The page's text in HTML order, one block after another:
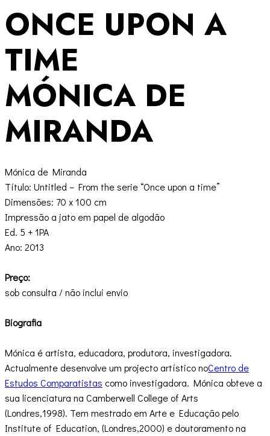
ONCE UPON A
TIME
MÓNICA DE
MIRANDA
Mónica de Miranda
Título: Untitled – From the serie “Once upon a time”
Dimensões: 70 x 100 cm
Impressão a jato em papel de algodão
Ed. 5 + 1PA
Ano: 2013
Preço:
sob consulta / não inclui envio
Biografia
Mónica é artista, educadora, produtora, investigadora.
Actualmente desenvolve um projecto artístico noCentro de
Estudos Comparatistas como investigadora. Mónica obteve a
sua licenciatura na Camberwell College of Arts
(Londres,1998). Tem mestrado em Arte e Educação pelo
Institute of Education, (Londres,2000) e doutoramento na